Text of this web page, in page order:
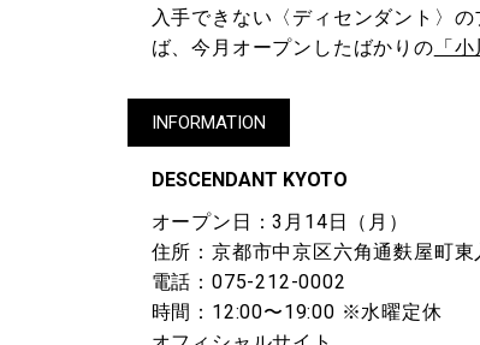
入手できない〈ディセンダント〉
ば、今月オープンしたばかりの 「
INFORMATION
DESCENDANT KYOTO
オープン日：3月14日（月）
住所：京都市中京区六角通麩屋町
電話：075-212-0002
時間：12:00〜19:00 ※水曜定休